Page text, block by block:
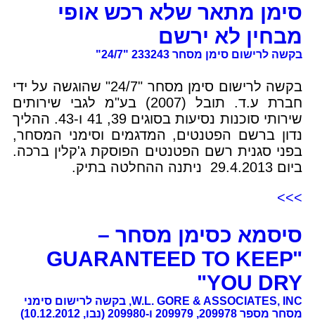
סימן מתאר שלא רכש אופי
מבחין לא ירשם
בקשה לרישום סימן מסחר 233243 "24/7"
בקשה לרישום סימן מסחר "24/7" שהוגשה על ידי
חברת ע.ד. תובל (2007) בע"מ לגבי שירותים
שירותי סוכנות נסיעות בסוגים 39, 41 ו-43. ההליך
נדון ברשם הפטנטים, המדגמים וסימני המסחר,
בפני סגנית רשם הפטנטים הפוסקת ג'קלין ברכה.
ביום 29.4.2013 ניתנה ההחלטה בתיק.
>>>
סיסמא כסימן מסחר –
"GUARANTEED TO KEEP
YOU DRY"
W.L. GORE & ASSOCIATES, INC, בקשה לרישום סימני
מסחר מספר 209978, 209979 ו-209980 (נבו, 10.12.2012)